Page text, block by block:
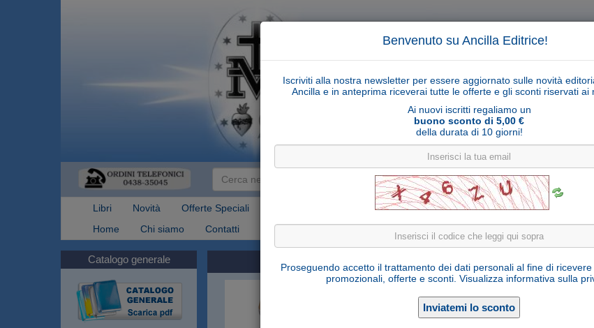
Benvenuto su Ancilla Editrice!
Iscriviti alla nostra newsletter per essere aggiornato sulle novità
Ancilla e in anteprima riceverai tutte le offerte e gli sconti riservati ai
Ai nuovi iscritti regaliamo un
buono sconto di 5,00 €
della durata di 10 giorni!
Proseguendo accetto il trattamento dei dati personali al fine di
promozionali, offerte e sconti. Visualizza informativa sulla
Cerca
Libri Novità Offerte Speciali Collane libri
Articoli religiosi
Home
Chi siamo Contatti Spedizioni
Catalogo generale Contadina con brocca Ulrich serie 50
Materiale: Legno di tiglio
Collana: Statue Presepio Ulrich serie cm 50